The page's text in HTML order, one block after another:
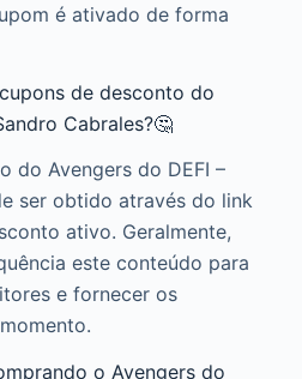
é ativado de forma
de desconto do
Cabrales?🤔
do Avengers do DEFI –
ser obtido através do link
ativo. Geralmente,
este conteúdo para
e fornecer os
o Avengers do